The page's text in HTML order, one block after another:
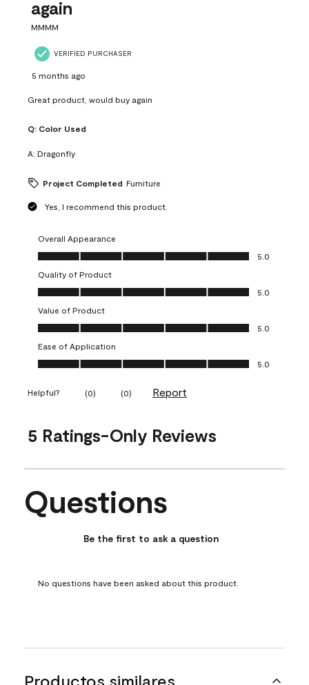
again
MMMM
VERIFIED PURCHASER
5 months ago
Great product, would buy again
Q: Color Used
A: Dragonfly
Project Completed Furniture
Yes, I recommend this product.
Overall Appearance
Overall Appearance, 5.0 out of 5
5.0
Quality of Product
Quality of Product, 5.0 out of 5
5.0
Value of Product
Value of Product, 5.0 out of 5
5.0
Ease of Application
Ease of Application, 5.0 out of 5
5.0
Helpful? (0) (0) Report
5 Ratings-Only Reviews
No questions have been asked about this product.
Questions
Be the first to ask a question
No questions have been asked about this product.
Productos similares